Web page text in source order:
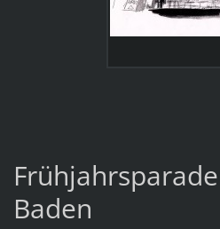
Baden